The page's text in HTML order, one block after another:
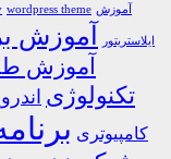
wordpress theme آموزش
ایلاستریتور آموزش
آموزش
تکنولوژی
کامپیوتری